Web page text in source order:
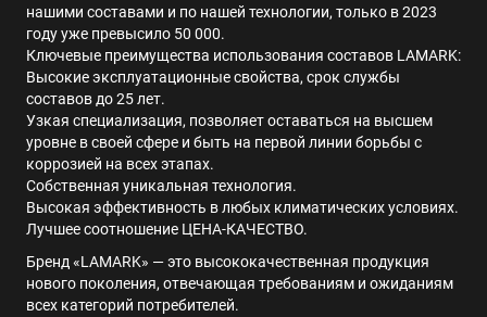
нашими составами и по нашей технологии, только в 2023
году уже превысило 50 000.
Ключевые преимущества использования составов LAMARK:
Высокие эксплуатационные свойства, срок службы
составов до 25 лет.
Узкая специализация, позволяет оставаться на высшем
уровне в своей сфере и быть на первой линии борьбы с
коррозией на всех этапах.
Собственная уникальная технология.
Высокая эффективность в любых климатических условиях.
Лучшее соотношение ЦЕНА-КАЧЕСТВО.
Бренд «LAMARK» — это высококачественная продукция
нового поколения, отвечающая требованиям и ожиданиям
всех категорий потребителей.